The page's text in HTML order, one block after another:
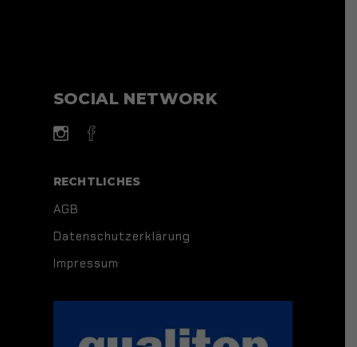
SOCIAL NETWORK
RECHTLICHES
AGB
Datenschutzerklärung
Impressum